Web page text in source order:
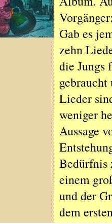
Gab es
zehn
die Jungs
Lieder
weniger
Aussage
Bedürfnis
einem
und der
dem